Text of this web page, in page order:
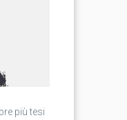
più tesi